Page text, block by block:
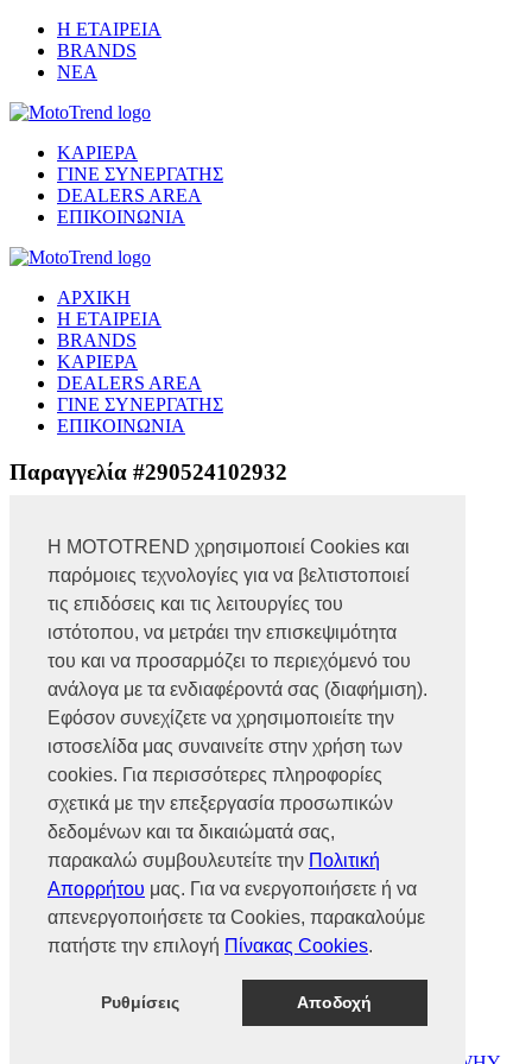
Η MOTOTREND χρησιμοποιεί Cookies και
παρόμοιες τεχνολογίες για να βελτιστοποιεί
τις επιδόσεις και τις λειτουργίες του
ιστότοπου, να μετράει την επισκεψιμότητα
του και να προσαρμόζει το περιεχόμενό του
ανάλογα με τα ενδιαφέροντά σας (διαφήμιση).
Εφόσον συνεχίζετε να χρησιμοποιείτε την
ιστοσελίδα μας συναινείτε στην χρήση των
cookies. Για περισσότερες πληροφορίες
σχετικά με την επεξεργασία προσωπικών
δεδομένων και τα δικαιώματά σας,
παρακαλώ συμβουλευτείτε την Πολιτική
Απορρήτου μας. Για να ενεργοποιήσετε ή να
απενεργοποιήσετε τα Cookies, παρακαλούμε
πατήστε την επιλογή Πίνακας Cookies.
Ρυθμίσεις Αποδοχή
Η ΕΤΑΙΡΕΙΑ
BRANDS
ΝΕΑ
ΚΑΡΙΕΡΑ
ΓΙΝΕ ΣΥΝΕΡΓΑΤΗΣ
DEALERS AREA
ΕΠΙΚΟΙΝΩΝΙΑ
ΑΡΧΙΚΗ
Η ΕΤΑΙΡΕΙΑ
BRANDS
ΚΑΡΙΕΡΑ
DEALERS AREA
ΓΙΝΕ ΣΥΝΕΡΓΑΤΗΣ
ΕΠΙΚΟΙΝΩΝΙΑ
Παραγγελία #290524102932
Βρυούλων 56, Ν. Φιλαδέλφεια,
14341, Αθήνα
Αρ. Γ.Ε.ΜΗ 002466101000
Τηλ.:2102585991
Φαξ.:2102585993
Ε-mail:info@mototrend.gr
Μάθετε Περισσότερα
Η Εταιρεία
Brands
Νέα
Οικονομικά στοιχεία
Υποστήριξη
Επικοινωνία
Γίνε συνεργάτης
Πολιτική απορρήτου